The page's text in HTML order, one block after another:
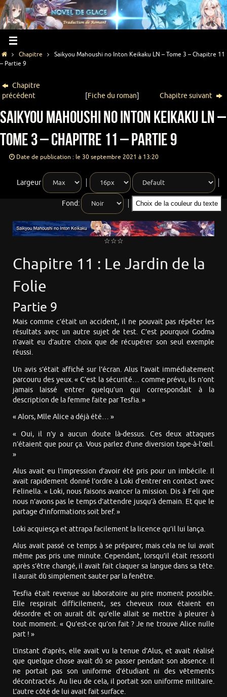
Chapitre
Saikyou Mahoushi no Inton Keikaku LN – Tome 3 – Chapitre 11
– Partie 9
Chapitre
précédent
[Fiche du roman] Chapitre suivant
Saikyou Mahoushi no Inton Keikaku LN –
Tome 3 – Chapitre 11 – Partie 9
Date de publication : le 30 septembre 2021 à 13:20
Largeur
Fond: Choix de la couleur du texte
☆☆☆
Chapitre 11 : Le Jardin de la
Folie
Partie 9
Mais comme c’était un accident, il ne pouvait pas répéter les
résultats avec un autre sujet de test. C’est pourquoi Godma
n’avait eu d’autre choix que de récupérer son seul exemple
réussi.
Un avis s’était affiché sur l’écran. Alus l’avait immédiatement
parcouru des yeux. « C’est la sécurité… comme prévu, ils n’ont
jamais laissé entrer quelqu’un qui correspondait à la
description de la femme faite par Tesfia. »
« Alors, Mlle Alice a déjà été… »
« Oui, il n’y a aucun doute là-dessus. Ces deux attaques
n’étaient que pour ça. Vous parlez d’une diversion tape-à-l’œil.
»
Alus avait eu l’impression d’avoir été pris pour un imbécile. Il
avait rapidement donné l’ordre à Loki d’entrer en contact avec
Felinella. « Loki, nous faisons avancer la mission. Dis à Feli que
nous n’avons pas le temps d’attendre jusqu’à demain. Et que le
partage d’informations soit bref. »
Loki acquiesça et attrapa facilement la licence qu’il lui lança.
Alus avait passé ce temps à se préparer, mais cela ne lui avait
même pas pris une minute. Cependant, lorsqu’il était ressorti
après s’être changé, il avait fait claquer sa langue dans sa tête.
Il aurait dû simplement sauter par la fenêtre.
Tesfia était revenue au laboratoire au pire moment possible.
Elle respirait difficilement, ses cheveux roux étaient en
désordre et on aurait dit qu’elle allait se mettre à pleurer à
tout moment. « Qu’est-ce qu’on fait ? Je ne trouve Alice nulle
part ! »
L’instant d’après, elle avait vu la tenue d’Alus, et avait réalisé
que quelque chose avait dû se passer pendant son absence. Il
ne portait pas son uniforme d’étudiant ni des vêtements
décontractés. Au lieu de cela, il portait son uniforme militaire.
L’autre côté de lui avait fait surface.